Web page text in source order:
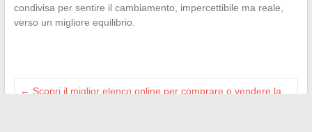
condivisa per sentire il cambiamento, impercettibile ma reale,
verso un migliore equilibrio.
← Scopri il miglior elenco online per comprare o vendere la